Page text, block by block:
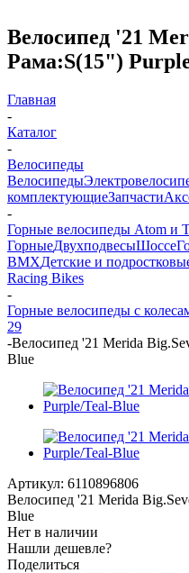
Велосипед '21
Рама:S(15")
Главная
-
Каталог
-
Велосипеды
Велосипеды
комплектующиеЗапчасти
-
Горные велосипеды Atom и
ГорныеДвухподвесыШоссе
BMXДетские и
Racing Bikes
-
Горные велосипеды с
29
-Велосипед '21 Merida
Blue
Артикул: 6110896806
Велосипед '21 Merida
Blue
Нет в наличии
Нашли дешевле?
Поделиться